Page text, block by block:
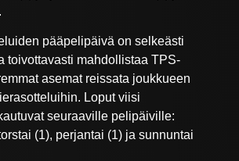
pääpelipäivä on selkeästi
toivottavasti mahdollistaa TPS-
asemat reissata joukkueen
Loput viisi
seuraaville pelipäiville:
(1), perjantai (1) ja sunnuntai